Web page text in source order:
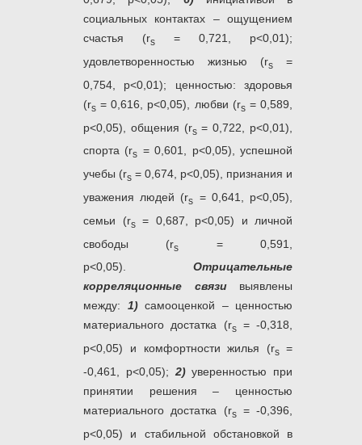
социальных контактах – ощущением
счастья (rs
= 0,721, р<0,01);
удовлетворенностью жизнью (rs
=
0,754, р<0,01); ценностью: здоровья
(rs = 0,616, р<0,05), любви (rs= 0,589,
р<0,05), общения (rs= 0,722, р<0,01),
спорта (rs = 0,601, р<0,05), успешной
учебы (rs = 0,674, р<0,05), признания и
уважения людей (rs
= 0,641, р<0,05),
семьи (rs= 0,687, р<0,05) и личной
свободы (rs
= 0,591,
р<0,05). Отрицательные
корреляционные связивыявлены
между: 1) самооценкой – ценностью
материального достатка (rs= -0,318,
р<0,05) и комфортности жилья (rs
=
-0,461, р<0,05); 2)уверенностью при
принятии решения – ценностью
материального достатка (rs= -0,396,
р<0,05) и стабильной обстановкой в